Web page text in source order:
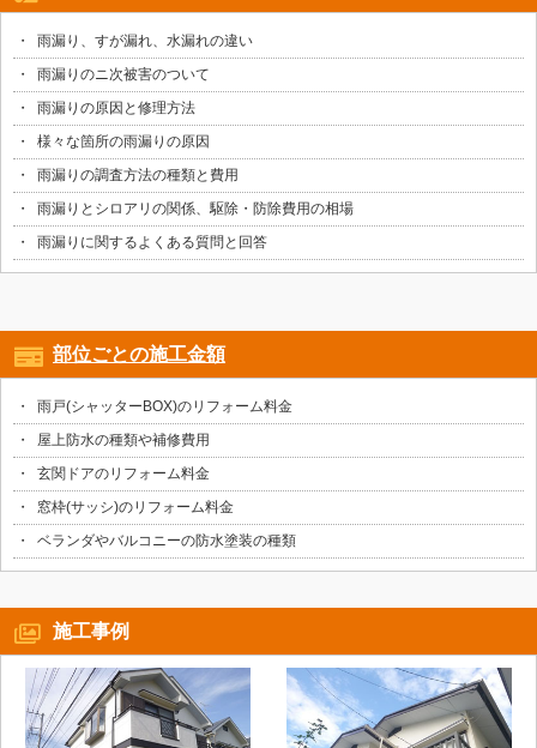
雨漏り、すが漏れ、水漏れの違い
雨漏りのニ次被害のついて
雨漏りの原因と修理方法
様々な箇所の雨漏りの原因
雨漏りの調査方法の種類と費用
雨漏りとシロアリの関係、駆除・防除費用の相場
雨漏りに関するよくある質問と回答
部位ごとの施工金額
雨戸(シャッターBOX)のリフォーム料金
屋上防水の種類や補修費用
玄関ドアのリフォーム料金
窓枠(サッシ)のリフォーム料金
ベランダやバルコニーの防水塗装の種類
施工事例